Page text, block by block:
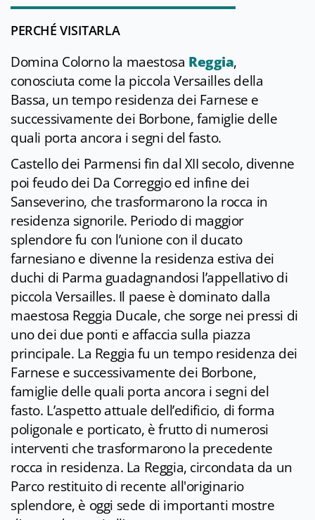
PERCHÉ VISITARLA
Domina Colorno la maestosa Reggia,
conosciuta come la piccola Versailles della
Bassa, un tempo residenza dei Farnese e
successivamente dei Borbone, famiglie delle
quali porta ancora i segni del fasto.
Castello dei Parmensi fin dal XII secolo, divenne
poi feudo dei Da Correggio ed infine dei
Sanseverino, che trasformarono la rocca in
residenza signorile. Periodo di maggior
splendore fu con l’unione con il ducato
farnesiano e divenne la residenza estiva dei
duchi di Parma guadagnandosi l’appellativo di
piccola Versailles. Il paese è dominato dalla
maestosa Reggia Ducale, che sorge nei pressi di
uno dei due ponti e affaccia sulla piazza
principale. La Reggia fu un tempo residenza dei
Farnese e successivamente dei Borbone,
famiglie delle quali porta ancora i segni del
fasto. L’aspetto attuale dell’edificio, di forma
poligonale e porticato, è frutto di numerosi
interventi che trasformarono la precedente
rocca in residenza. La Reggia, circondata da un
Parco restituito di recente all'originario
splendore, è oggi sede di importanti mostre